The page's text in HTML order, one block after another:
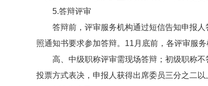
5.答辩评审
答辩前，评审服务机构通过短信告知申报
照通知书要求参加答辩。11月底前，各评审服务
高、中级职称评审需现场答辩；初级职称
投票方式表决，申报人获得出席委员三分之二